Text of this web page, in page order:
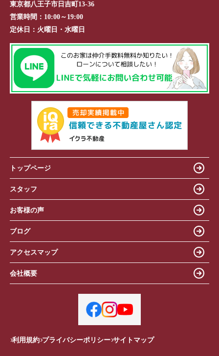
東京都八王子市日吉町13-36
営業時間： 10:00～19:00
定休日： 火曜日・水曜日
トップページ
スタッフ
お客様の声
ブログ
アクセスマップ
会社概要
利用規約 プライバシーポリシー サイトマップ